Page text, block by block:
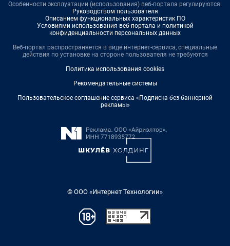
Особенности эксплуатации (использования) веб-портала регулируются:
Руководством пользователя
Описанием функциональных характеристик ПО
Условиями использования веб-портала и политикой
конфиденциальности персональных данных
Веб-портал распространяется в виде интернет-сервиса, специальные
действия по установке на стороне пользователя не требуются
Политика использования cookies
Рекомендательные системы
Пользовательское соглашение сервиса «Подписка без баннерной
рекламы»
© ООО «Интернет Технологии»